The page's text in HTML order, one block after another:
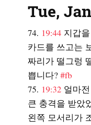
Tue,
19:44 지갑
카드를 쓰고는
짜리가 떨그렁
쁩니다? #fb
19:32 얼마
큰 충격을 받았
왼쪽 모서리가